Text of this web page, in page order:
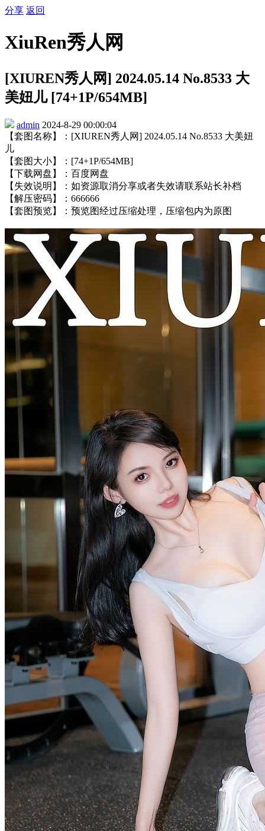
分享 返回
XiuRen秀人网
[XIUREN秀人网] 2024.05.14 No.8533 大
美妞儿 [74+1P/654MB]
admin 2024-8-29 00:00:04
【套图名称】：[XIUREN秀人网] 2024.05.14 No.8533 大美妞
儿
【套图大小】：[74+1P/654MB]
【下载网盘】：百度网盘
【失效说明】：如资源取消分享或者失效请联系站长补档
【解压密码】：666666
【套图预览】：预览图经过压缩处理，压缩包内为原图